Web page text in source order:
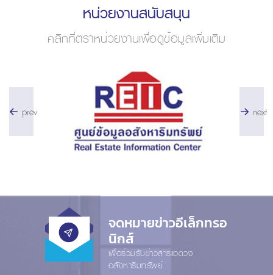
หน่วยงานสนับสนุน
คลิกที่ตราหน่วยงานเพื่อดูข้อมูลเพิ่มเติม
prev next
จดหมายข่าวอีเล็กทรอ
นิกส์
เพื่อร่วมรับข่าวสารแวดวง
อสังหาริมทรัพย์